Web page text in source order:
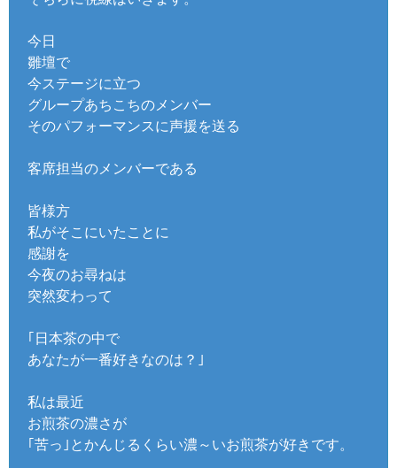
今日
雛壇で
今ステージに立つ
グループあちこちのメンバー
そのパフォーマンスに声援を送る
客席担当のメンバーである
皆様方
私がそこにいたことに
感謝を
今夜のお尋ねは
突然変わって
｢日本茶の中で
あなたが一番好きなのは？｣
私は最近
お煎茶の濃さが
｢苦っ｣とかんじるくらい濃～いお煎茶が好きです。